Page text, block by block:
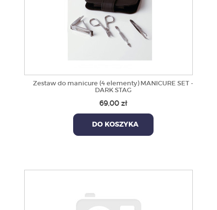
Zestaw do manicure (4 elementy) MANICURE SET -
DARK STAG
69,00 zł
DO KOSZYKA